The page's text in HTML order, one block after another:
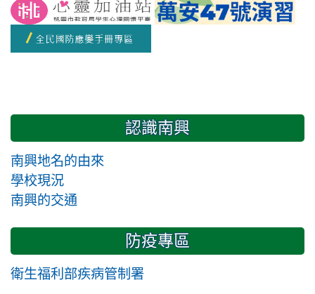
開學日
認識南興
南興地名的由來
學校現況
南興的交通
防疫專區
衛生福利部疾病管制署